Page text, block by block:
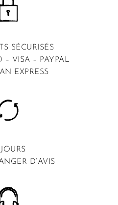
SÉCURISÉS
– VISA – PAYPAL
EXPRESS
JOURS
D’AVIS